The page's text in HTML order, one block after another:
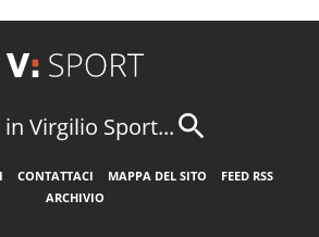
in Virgilio Sport...
CONTATTACI MAPPA DEL SITO
FEED RSS
ARCHIVIO